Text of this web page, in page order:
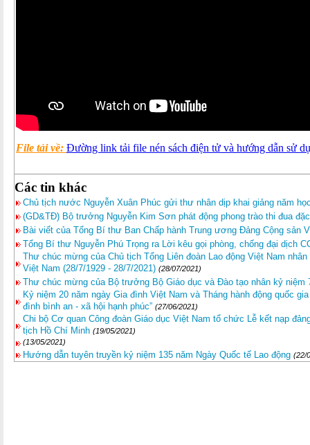
File tải về: Đường link tải file nén sách điện tử và hướng dẫn sử
Các tin khác
Chủ tịch nước Nguyễn Xuân Phúc gửi thư nhân dịp khai giảng năm
(GD&TĐ) Bộ trưởng Nguyễn Kim Sơn phát động phong trào thi đua
Bài viết của Tổng Bí thư Ban Chấp hành Trung ương Đảng Cộng sản
Tổng Bí thư Nguyễn Phú Trọng ra Lời kêu gọi phòng, chống đại dịch
Thư chúc mừng của Chủ tịch Tổng Liên đoàn Lao động Việt Nam
Việt Nam (28/7/1929 - 28/7/2021) (28/07/2021)
Thư chúc mừng của Bộ trưởng Bộ Giáo dục và Đào tạo nhân kỷ niệm
Kỷ niệm 20 năm ngày Gia đình Việt Nam và Tháng hành động quốc
đình bình an - xã hội hạnh phúc” (27/06/2021)
Chi bộ Cơ quan Công đoàn Giáo dục Việt Nam tổ chức Lễ kết nạp
tịch Hồ Chí Minh (19/05/2021)
(13/05/2021)
Hướng dẫn tuyên truyền kỷ niệm 135 năm Ngày Quốc tế Lao động (22/